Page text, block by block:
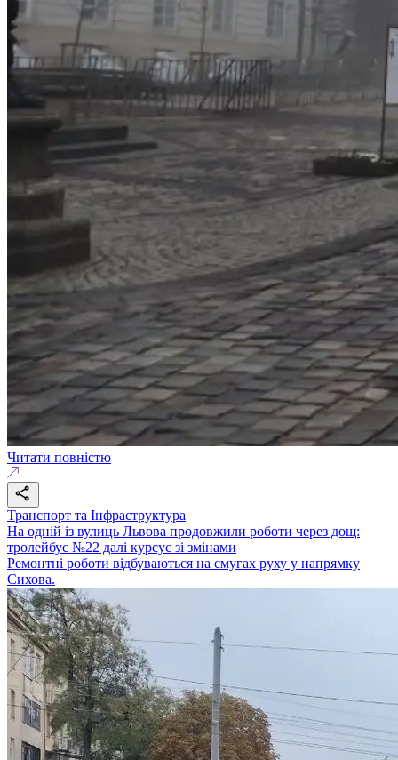
Читати повністю
Транспорт та Інфраструктура
На одній із вулиць Львова продовжили роботи через дощ:
тролейбус №22 далі курсує зі змінами
Ремонтні роботи відбуваються на смугах руху у напрямку
Сихова.